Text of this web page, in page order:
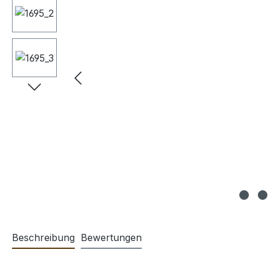
Beschreibung Bewertungen